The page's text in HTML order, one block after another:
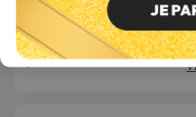
Saint-
Sainte-